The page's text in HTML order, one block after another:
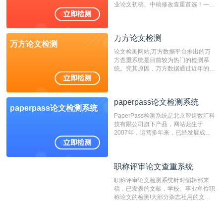
业论文初稿、中稿修改查重首选！——
万方论文检测
万方论文检测
论文检测网站,万方数据平台推出的万
方查重系统是目前较为热门的检测系
统。究其原因，万方数据通过近年的发
非。其次，相对于知网而言，万方检测
重的推荐系统。
paperpass论文检测系统
paperpass论文检测系统
PaperPass检测系统是北京智齿数汇科
技有限公司旗下产品，网站诞生于
2007年，运营多年来，已经发展成为
检测速度快、精度高，市场反映良好。
职称评审论文查重系统
职称评审论文检测系统针对编辑部来
稿，已发表的文献，学校、事业单位职
称论文的检测!大部分杂志社用的文献